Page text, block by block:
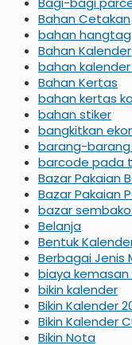
Bahan Cetakan
bahan hangtag
Bahan Kalender
bahan
Bahan Kertas
bahan kertas
bahan stiker
bangkitkan
barang-
barcode pada
Bazar Pakaian
Bazar Pakaian
bazar
Belanja
Bentuk
Berbagai Jenis
biaya
bikin kalender
Bikin Kalender
Bikin Kalender
Bikin Nota